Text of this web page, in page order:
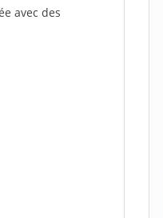
avec des